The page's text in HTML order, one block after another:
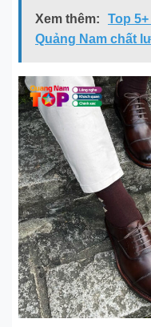
Xem thêm:
Top
Quảng Nam chất